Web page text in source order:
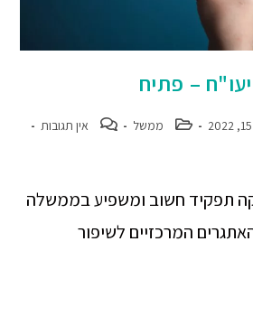
– פתיח
ממשל
אין תגובות
תפקיד חשוב ומשפיע בממשלה
המרכזיים לשיפור